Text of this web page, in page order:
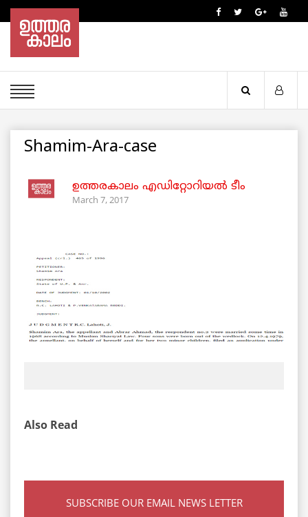
Shamim-Ara-case
ഉത്തരകാലം എഡിറ്റോറിയല്‍ ടീം
March 7, 2017
Also Read
SUBSCRIBE OUR EMAIL NEWS LETTER